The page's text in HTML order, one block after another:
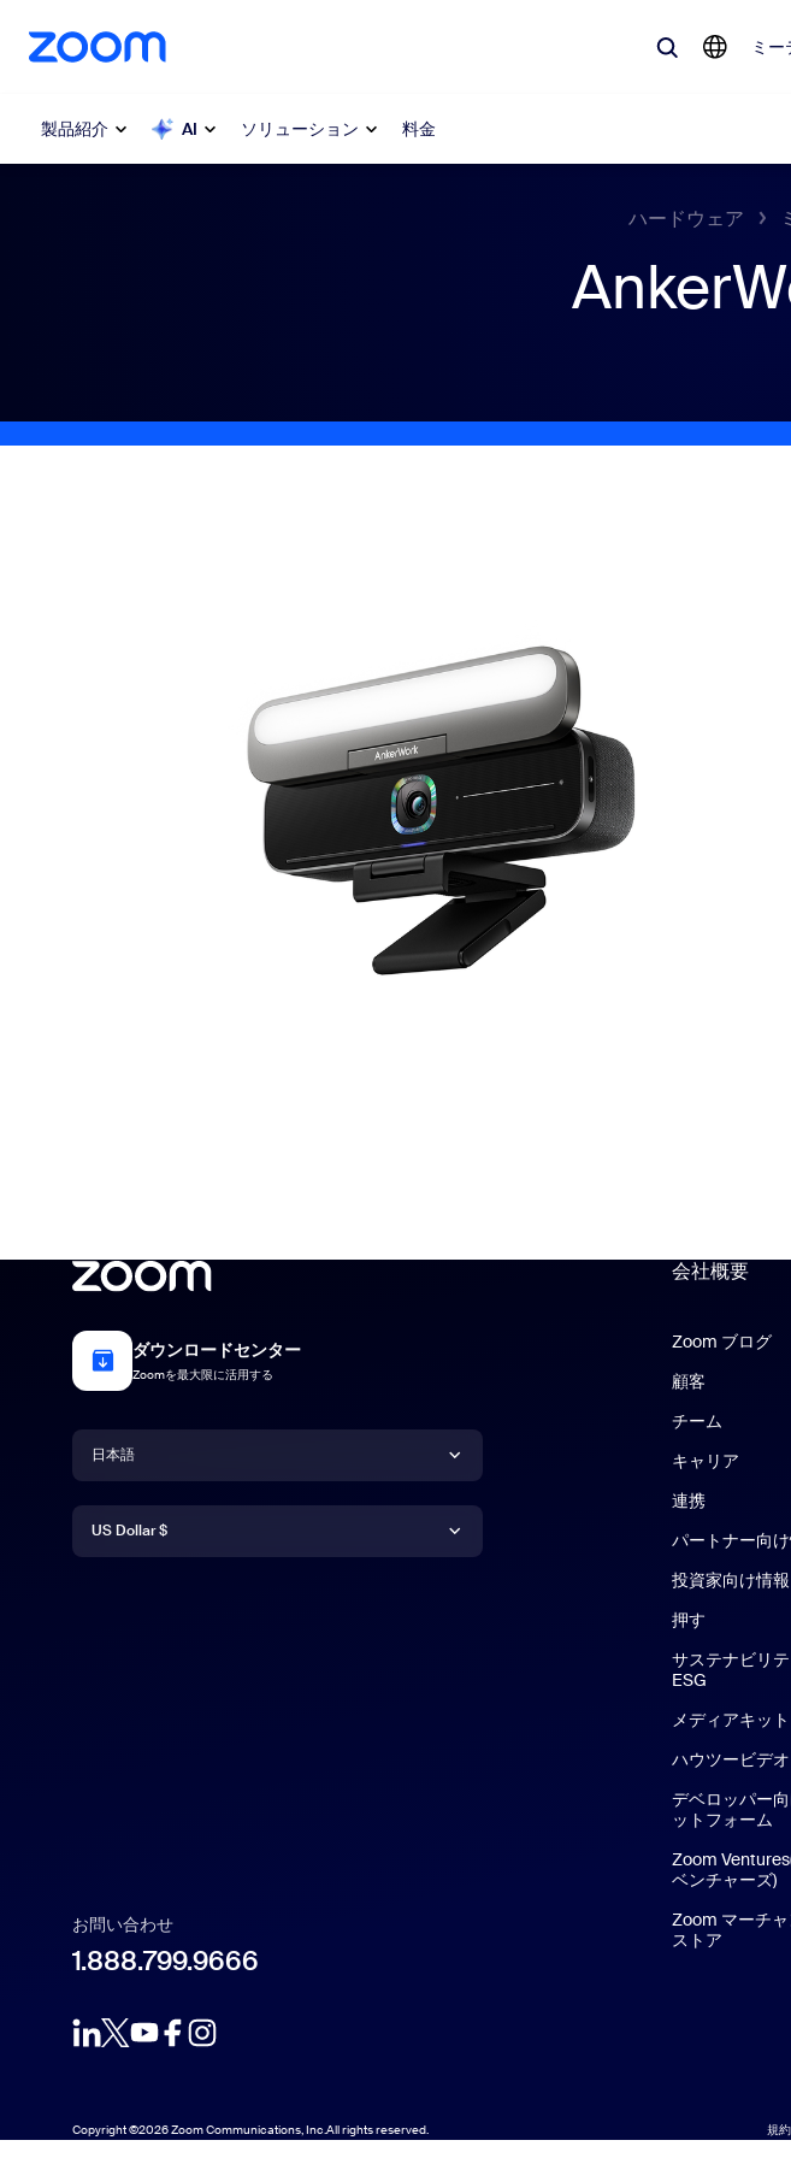
テンツへスキップ
ャットへスキップ
製品紹介 AI ソリューション 料金
ミ
注目を集めているもの、トレンドにな
ZoomMate
デスクトップにインストール
ダウンロードセンター +1.888.799.9666/+1-888-303-1012
ハードウェア
ダウンロードセンター
Zoomを最大限に活用する
言語
日本語
Deutsch
通貨
US Dollar $
お問い合わせ
1.888.799.9666
会社概要
Zoom ブログ
顧客
チーム
キャリア
連携
パートナー向
投資家向け情報
押す
サステナビリテ
ESG
メディアキット
ハウツービデオ
デベロッパー
ットフォーム
Zoom
ベンチャーズ)
Zoom マーチ
ストア
Copyright ©2026 Zoom Communications, Inc.All rights reserved. 規約